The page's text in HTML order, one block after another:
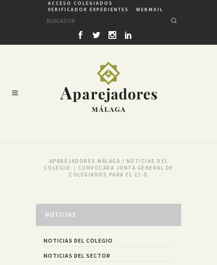
ACCESO COLEGIADOS
VERIFICADOR EXPEDIENTES
WEBMAIL
APAREJADORES MÁLAGA / NOTICIAS DEL
COLEGIO
/ CONVOCADA JUNTA GENERAL DE
COLEGIADOS PARA EL 21-D
NOTICIAS
NOTICIAS DEL COLEGIO
NOTICIAS DEL SECTOR